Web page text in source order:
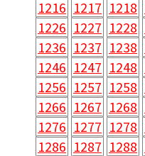
1216 1217 1218
1226 1227 1228
1236 1237 1238
1246 1247 1248
1256 1257 1258
1266 1267 1268
1276 1277 1278
1286 1287 1288